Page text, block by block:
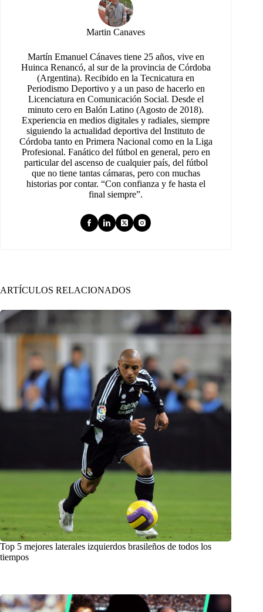
Martin Canaves
Martín Emanuel Cánaves tiene 25 años, vive en
Huinca Renancó, al sur de la provincia de Córdoba
(Argentina). Recibido en la Tecnicatura en
Periodismo Deportivo y a un paso de hacerlo en
Licenciatura en Comunicación Social. Desde el
minuto cero en Balón Latino (Agosto de 2018).
Experiencia en medios digitales y radiales, siempre
siguiendo la actualidad deportiva del Instituto de
Córdoba tanto en Primera Nacional como en la Liga
Profesional. Fanático del fútbol en general, pero en
particular del ascenso de cualquier país, del fútbol
que no tiene tantas cámaras, pero con muchas
historias por contar. “Con confianza y fe hasta el
final siempre”.
ARTÍCULOS RELACIONADOS
Top 5 mejores laterales izquierdos brasileños de todos los
tiempos